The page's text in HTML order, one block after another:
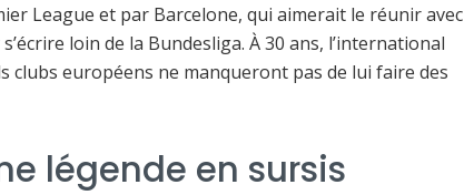
League et par Barcelone, qui aimerait le réunir avec
loin de la Bundesliga. À 30 ans, l’international
européens ne manqueront pas de lui faire des
légende en sursis